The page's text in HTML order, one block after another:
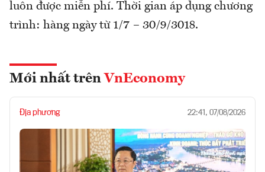
luôn được miễn phí. Thời gian áp dụng chương
trình: hàng ngày từ 1/7 – 30/9/3018.
Mới nhất trên VnEconomy
Địa phương 22:41, 07/08/2026